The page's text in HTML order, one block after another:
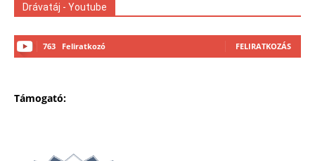
Drávatáj - Youtube
763 Feliratkozó FELIRATKOZÁS
Támogató: